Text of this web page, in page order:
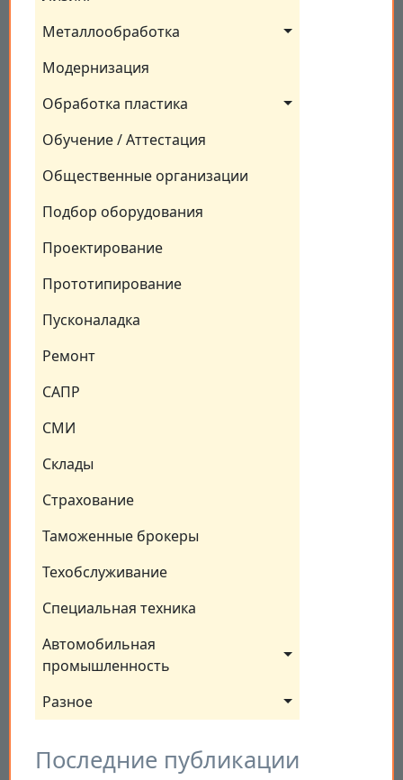
Металлообработка
Модернизация
Обработка пластика
Обучение / Аттестация
Общественные организации
Подбор оборудования
Проектирование
Прототипирование
Пусконаладка
Ремонт
САПР
СМИ
Склады
Страхование
Таможенные брокеры
Техобслуживание
Специальная техника
Автомобильная
промышленность
Разное
Последние публикации